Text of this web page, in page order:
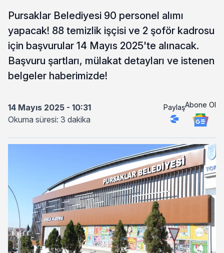
Pursaklar Belediyesi 90 personel alımı
yapacak! 88 temizlik işçisi ve 2 şoför kadrosu
için başvurular 14 Mayıs 2025'te alınacak.
Başvuru şartları, mülakat detayları ve istenen
belgeler haberimizde!
14 Mayıs 2025 - 10:31
Okuma süresi: 3 dakika
PaylaşAbone Ol